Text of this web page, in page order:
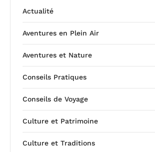
Actualité
Aventures en Plein Air
Aventures et Nature
Conseils Pratiques
Conseils de Voyage
Culture et Patrimoine
Culture et Traditions